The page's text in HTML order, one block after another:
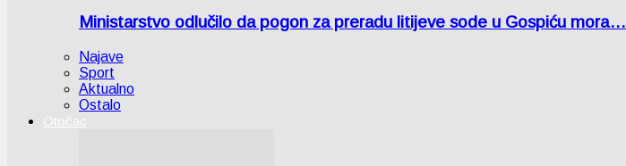
Ministarstvo odlučilo da pogon za preradu litijeve sode u Gospiću mora…
Najave
Sport
Aktualno
Ostalo
Otočac